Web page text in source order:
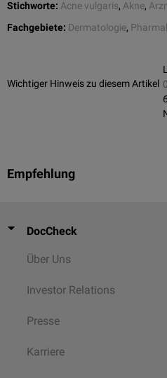
Stichworte: Acne vulgaris, Akne,
Fachgebiete: Dermatologie,
Wichtiger Hinweis zu diesem Artikel
Empfehlung
DocCheck
Über Uns
Investor Relations
Presse
Karriere